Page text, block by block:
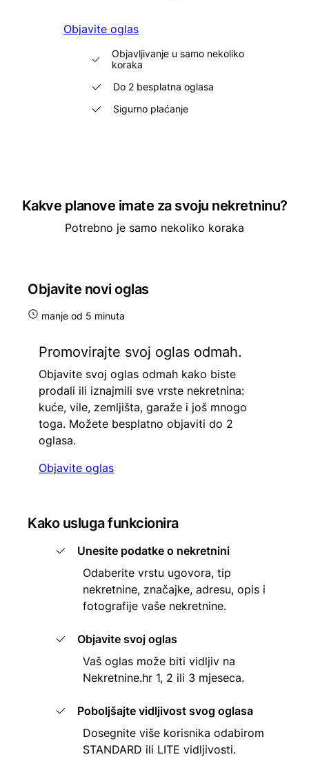
Objavite oglas
Objavljivanje u samo nekoliko
koraka
Do 2 besplatna oglasa
Sigurno plaćanje
Kakve planove imate za svoju nekretninu?
Potrebno je samo nekoliko koraka
Objavite novi oglas
manje od 5 minuta
Promovirajte svoj oglas odmah.
Objavite svoj oglas odmah kako biste
prodali ili iznajmili sve vrste nekretnina:
kuće, vile, zemljišta, garaže i još mnogo
toga. Možete besplatno objaviti do 2
oglasa.
Objavite oglas
Kako usluga funkcionira
Unesite podatke o nekretnini
Odaberite vrstu ugovora, tip
nekretnine, značajke, adresu, opis i
fotografije vaše nekretnine.
Objavite svoj oglas
Vaš oglas može biti vidljiv na
Nekretnine.hr 1, 2 ili 3 mjeseca.
Poboljšajte vidljivost svog oglasa
Dosegnite više korisnika odabirom
STANDARD ili LITE vidljivosti.